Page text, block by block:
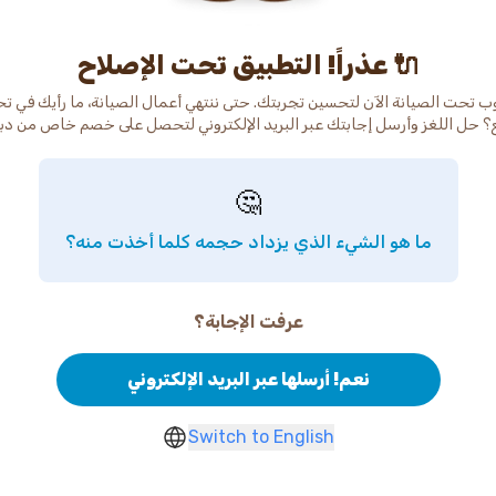
عذراً! التطبيق تحت الإصلاح 🔌
تحت الصيانة الآن لتحسين تجربتك. حتى ننتهي أعمال الصيانة، ما رأيك في
🤔
ما هو الشيء الذي يزداد حجمه كلما أخذت منه؟
عرفت الإجابة؟
نعم! أرسلها عبر البريد الإلكتروني
Switch to English